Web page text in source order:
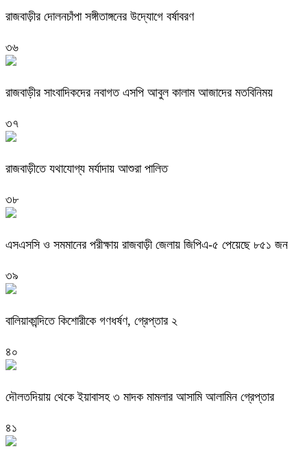
রাজবাড়ীর দোলনচাঁপা সঙ্গীতাঙ্গনের উদ্যোগে বর্ষাবরণ
৩৬
রাজবাড়ীর সাংবাদিকদের নবাগত এসপি আবুল কালাম আজাদের মতবিনিময়
৩৭
রাজবাড়ীতে যথাযোগ্য মর্যাদায় আশুরা পালিত
৩৮
এসএসসি ও সমমানের পরীক্ষায় রাজবাড়ী জেলায় জিপিএ-৫ পেয়েছে ৮৫১ জন
৩৯
বালিয়াকান্দিতে কিশোরীকে গণধর্ষণ, গ্রেপ্তার ২
৪০
দৌলতদিয়ায় থেকে ইয়াবাসহ ৩ মাদক মামলার আসামি আলামিন গ্রেপ্তার
৪১